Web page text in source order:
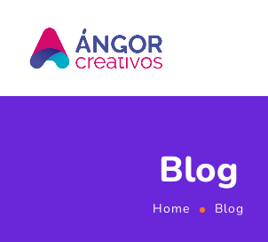
Blog
Home Blog